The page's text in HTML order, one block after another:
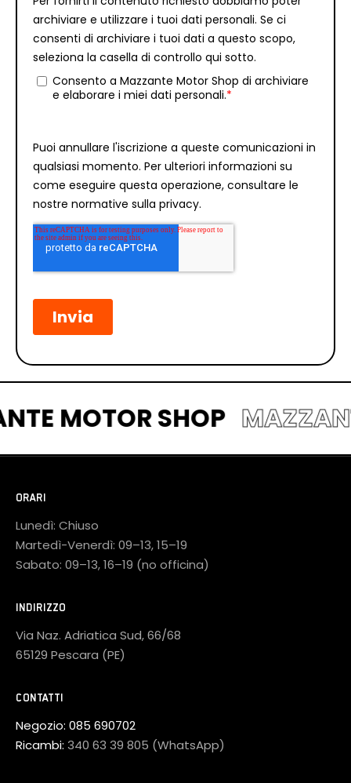
MOTOR SHOP
ORARI
Lunedì: Chiuso
Martedì-Venerdì: 09–13, 15–19
Sabato: 09–13, 16–19 (no officina)
INDIRIZZO
Via Naz. Adriatica Sud, 66/68
65129 Pescara (PE)
CONTATTI
Negozio: 085 690702
Ricambi: 340 63 39 805 (WhatsApp)